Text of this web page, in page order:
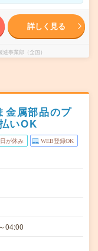
詳しく見る
事業部（全国）
金属部品のプ
いOK
が休み WEB登録OK
04:00